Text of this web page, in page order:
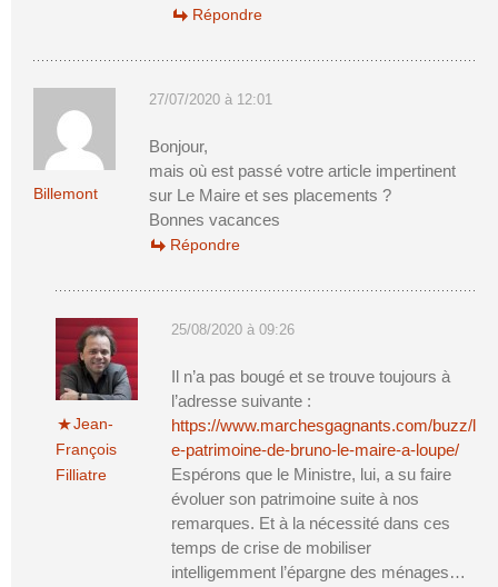
Répondre
Billemont
27/07/2020 à 12:01
Bonjour,
mais où est passé votre article impertinent
sur Le Maire et ses placements ?
Bonnes vacances
Répondre
Jean-
François
Filliatre
25/08/2020 à 09:26
Il n’a pas bougé et se trouve toujours à
l’adresse suivante :
https://www.marchesgagnants.com/buzz/l
e-patrimoine-de-bruno-le-maire-a-loupe/
Espérons que le Ministre, lui, a su faire
évoluer son patrimoine suite à nos
remarques. Et à la nécessité dans ces
temps de crise de mobiliser
intelligemment l’épargne des ménages…